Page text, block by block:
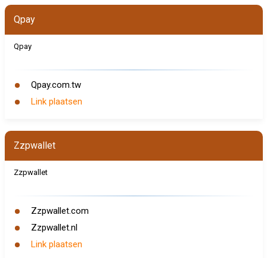
Qpay
Qpay
Qpay.com.tw
Link plaatsen
Zzpwallet
Zzpwallet
Zzpwallet.com
Zzpwallet.nl
Link plaatsen